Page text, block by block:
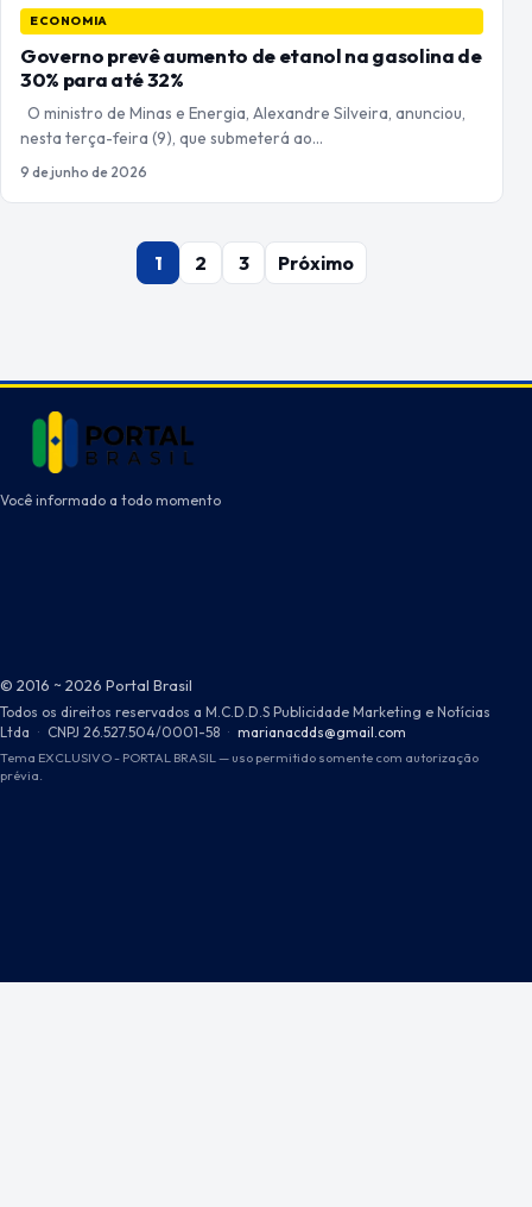
ECONOMIA
Governo prevê aumento de etanol na gasolina de
30% para até 32%
O ministro de Minas e Energia, Alexandre Silveira, anunciou,
nesta terça-feira (9), que submeterá ao…
9 de junho de 2026
Paginação
1 2 3 Próximo
Você informado a todo momento
© 2016 ~ 2026 Portal Brasil
Todos os direitos reservados a M.C.D.D.S Publicidade Marketing e Notícias
Ltda · CNPJ 26.527.504/0001-58 · marianacdds@gmail.com
Tema EXCLUSIVO - PORTAL BRASIL — uso permitido somente com autorização
prévia.